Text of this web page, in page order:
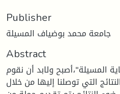
Publisher
جامعة محمد بوضياف المسيلة
Abstract
المسيلة"،أصبح ولابد أن نقوم
التي توصلنا إليها من خلال